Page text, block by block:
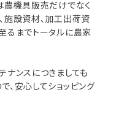
農機具販売だけでなく
施設資材、加工出荷資
るまでトータルに農家
ナンスにつきましても
、安心してショッピング